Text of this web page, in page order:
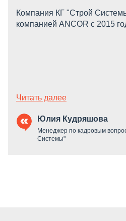
Компания КГ "Строй
компанией ANCOR с 2015
Читать далее
Юлия Кудряшова
Менеджер по кадровым
Системы"